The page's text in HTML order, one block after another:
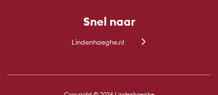
Snel naar
Lindenhaeghe.nl